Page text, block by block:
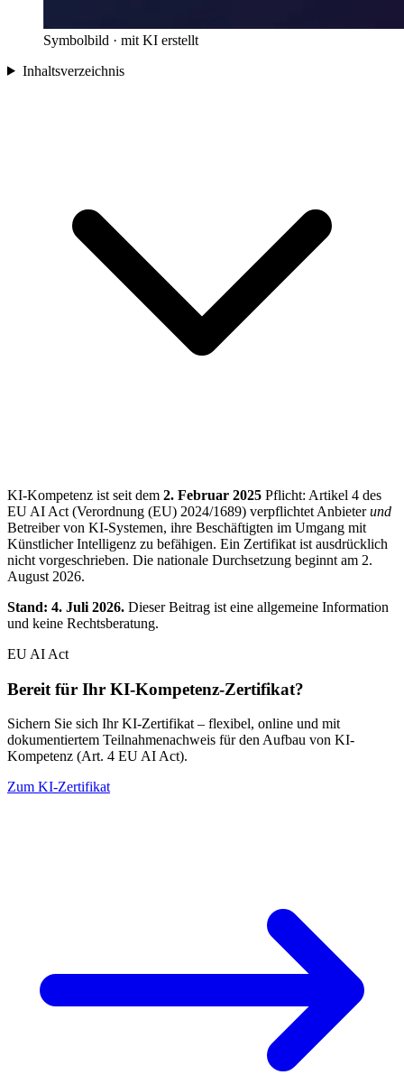
Symbolbild · mit KI erstellt
Inhaltsverzeichnis
KI-Kompetenz ist seit dem 2. Februar 2025 Pflicht: Artikel 4 des
EU AI Act (Verordnung (EU) 2024/1689) verpflichtet Anbieterund
Betreiber von KI-Systemen, ihre Beschäftigten im Umgang mit
Künstlicher Intelligenz zu befähigen. Ein Zertifikat ist ausdrücklich
nicht vorgeschrieben. Die nationale Durchsetzung beginnt am 2.
August 2026.
Stand: 4. Juli 2026. Dieser Beitrag ist eine allgemeine Information
und keine Rechtsberatung.
EU AI Act
Bereit für Ihr KI-Kompetenz-Zertifikat?
Sichern Sie sich Ihr KI-Zertifikat – flexibel, online und mit
dokumentiertem Teilnahmenachweis für den Aufbau von KI-
Kompetenz (Art. 4 EU AI Act).
Zum KI-Zertifikat